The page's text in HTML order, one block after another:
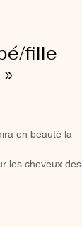
fille
en beauté la
les cheveux des
elle ne glisse
les plus fins.